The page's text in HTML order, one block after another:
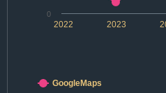
2022 2023
0
GoogleMaps